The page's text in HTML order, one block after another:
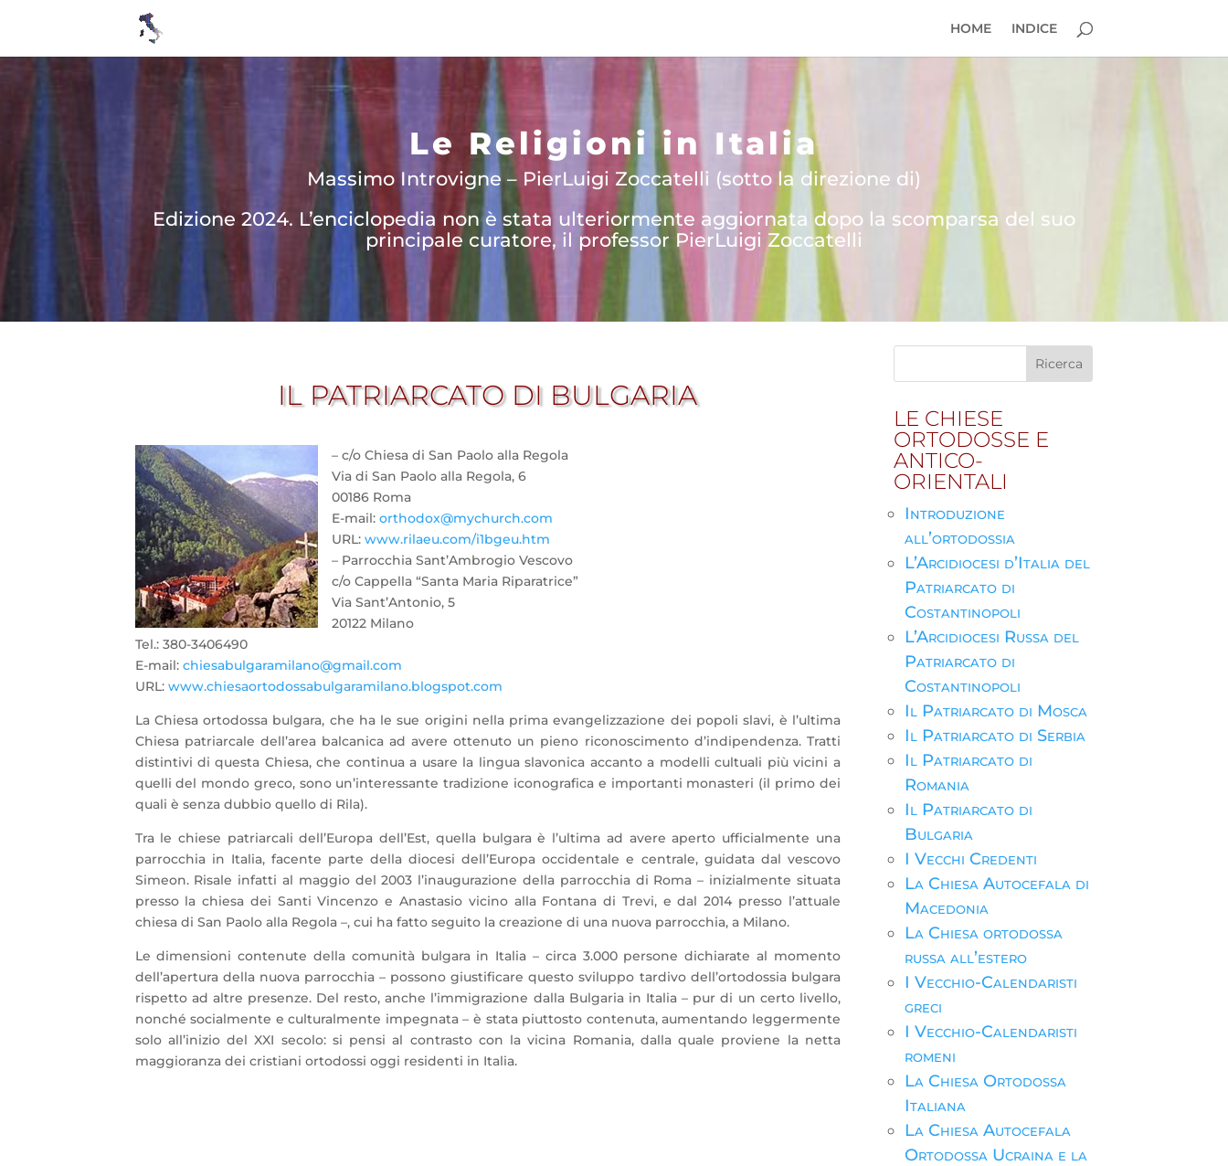
HOME INDICE
Le Religioni in Italia
Massimo Introvigne – PierLuigi Zoccatelli (sotto la direzione di)
Edizione 2024. L’enciclopedia non è stata ulteriormente aggiornata dopo la scomparsa del suo
principale curatore, il professor PierLuigi Zoccatelli
IL PATRIARCATO DI BULGARIA
– c/o Chiesa di San Paolo alla Regola
Via di San Paolo alla Regola, 6
00186 Roma
E-mail: orthodox@mychurch.com
URL: www.rilaeu.com/i1bgeu.htm
– Parrocchia Sant’Ambrogio Vescovo
c/o Cappella “Santa Maria Riparatrice”
Via Sant’Antonio, 5
20122 Milano
Tel.: 380-3406490
E-mail: chiesabulgaramilano@gmail.com
URL: www.chiesaortodossabulgaramilano.blogspot.com
La Chiesa ortodossa bulgara, che ha le sue origini nella prima evangelizzazione dei popoli slavi, è l’ultima
Chiesa patriarcale dell’area balcanica ad avere ottenuto un pieno riconoscimento d’indipendenza. Tratti
distintivi di questa Chiesa, che continuaa usare la lingua slavonica accanto a modelli cultuali più vicini a
quelli del mondo greco, sono un’interessante tradizione iconografica e importanti monasteri (il primo dei
quali è senza dubbio quello di Rila).
Tra le chiese patriarcali dell’Europa dell’Est, quella bulgara è l’ultima ad avere aperto ufficialmente una
parrocchia in Italia, facente parte della diocesi dell’Europa occidentale e centrale, guidata dal vescovo
Simeon. Risale infatti al maggio del 2003 l’inaugurazione della parrocchia di Roma – inizialmente situata
presso la chiesa dei Santi Vincenzo e Anastasio vicino alla Fontana di Trevi, e dal 2014 presso l’attuale
chiesa di San Paolo alla Regola –, cui ha fatto seguito la creazione di una nuova parrocchia, a Milano.
Le dimensioni contenute della comunità bulgara in Italia – circa 3.000 persone dichiarate al momento
dell’apertura della nuova parrocchia – possono giustificare questo sviluppo tardivo dell’ortodossia bulgara
rispetto ad altre presenze. Del resto, anche l’immigrazione dalla Bulgaria in Italia – pur di un certo livello,
nonché socialmente e culturalmente impegnata – è stata piuttosto contenuta, aumentando leggermente
solo all’inizio del XXI secolo: si pensi al contrasto con la vicina Romania, dalla quale proviene la netta
maggioranza dei cristiani ortodossi oggi residenti in Italia.
LE CHIESE
ORTODOSSE E
ANTICO-
ORIENTALI
Introduzione
all’ortodossia
L’Arcidiocesi d’Italia del
Patriarcato di
Costantinopoli
L’Arcidiocesi Russa del
Patriarcato di
Costantinopoli
Il Patriarcato di Mosca
Il Patriarcato di Serbia
Il Patriarcato di
Romania
Il Patriarcato di
Bulgaria
I Vecchi Credenti
La Chiesa Autocefala di
Macedonia
La Chiesa ortodossa
russa all’estero
I Vecchio-Calendaristi
greci
I Vecchio-Calendaristi
romeni
La Chiesa Ortodossa
Italiana
La Chiesa Autocefala
Ortodossa Ucraina e la